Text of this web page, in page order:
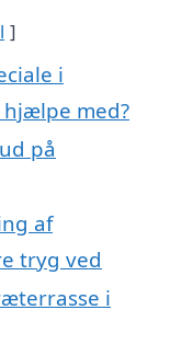
i
med?
på
af
tryg ved
i